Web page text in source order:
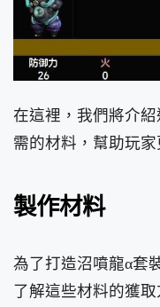
在這裡，我們將介
需的材料，幫助玩
製作材料
為了打造沼噴龍α套
了解這些材料的獲